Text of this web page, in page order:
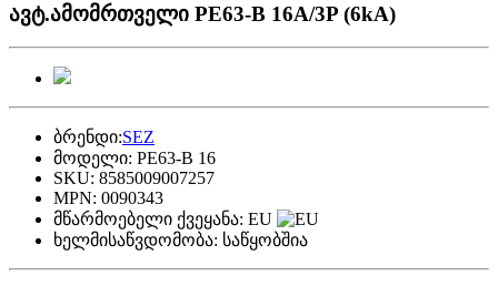
ავტ.ამომრთველი PE63-B 16A/3P (6kA)
ბრენდი:SEZ
მოდელი: PE63-B 16
SKU: 8585009007257
MPN: 0090343
მწარმოებელი ქვეყანა: EU
ხელმისაწვდომობა: საწყობშია